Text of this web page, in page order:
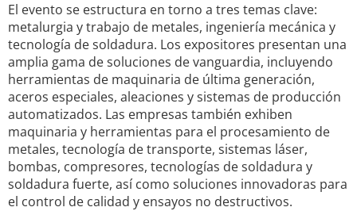
El evento se estructura en torno a tres temas clave:
metalurgia y trabajo de metales, ingeniería mecánica y
tecnología de soldadura. Los expositores presentan una
amplia gama de soluciones de vanguardia, incluyendo
herramientas de maquinaria de última generación,
aceros especiales, aleaciones y sistemas de producción
automatizados. Las empresas también exhiben
maquinaria y herramientas para el procesamiento de
metales, tecnología de transporte, sistemas láser,
bombas, compresores, tecnologías de soldadura y
soldadura fuerte, así como soluciones innovadoras para
el control de calidad y ensayos no destructivos.